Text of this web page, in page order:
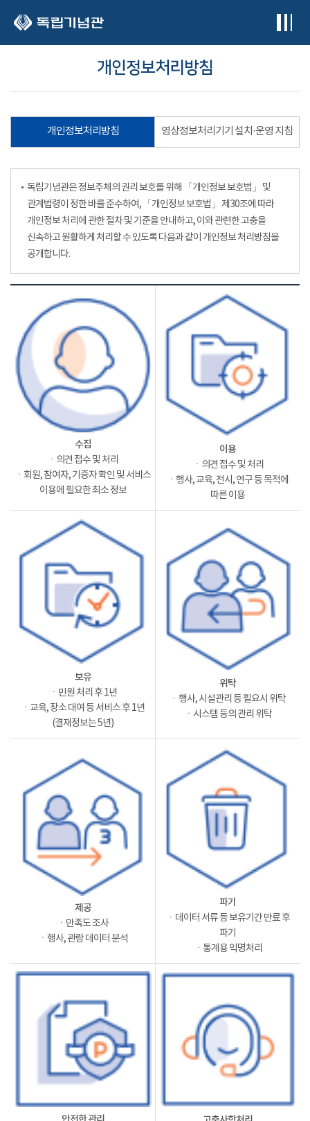
개인정보처리방침
개인정보처리방침 영상정보처리기기 설치·운영 지침
독립기념관은 정보주체의 권리 보호를 위해 「개인정보 보호법」 및
관계법령이 정한 바를 준수하여, 「개인정보 보호법」 제30조에 따라
개인정보 처리에 관한 절차 및 기준을 안내하고, 이와 관련한 고충을
신속하고 원활하게 처리할 수 있도록 다음과 같이 개인정보 처리방침을
공개합니다.
수집
ㆍ의견 접수 및 처리
ㆍ회원, 참여자, 기증자 확인 및 서비스
이용에 필요한 최소 정보
이용
ㆍ의견 접수 및 처리
ㆍ행사, 교육, 전시, 연구 등 목적에
따른 이용
보유
ㆍ민원 처리 후 1년
ㆍ교육, 장소 대여 등 서비스 후 1년
(결재정보는 5년)
위탁
ㆍ행사, 시설관리 등 필요시 위탁
ㆍ시스템 등의 관리 위탁
제공
ㆍ만족도 조사
ㆍ행사, 관람 데이터 분석
파기
ㆍ데이터 서류 등 보유기간 만료 후
파기
ㆍ통계용 익명처리